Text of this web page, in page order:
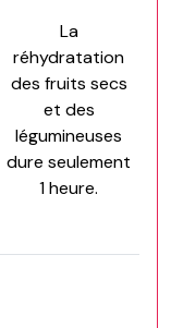
La
réhydratation
des fruits secs
et des
légumineuses
dure seulement
1 heure.